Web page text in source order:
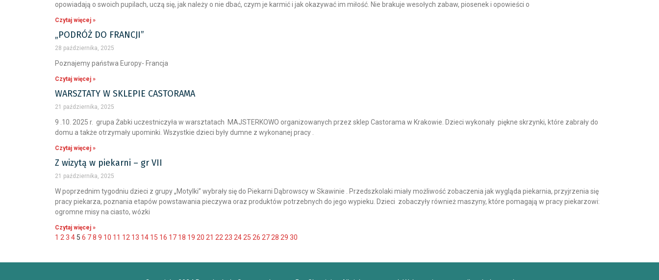
opowiadają o swoich pupilach, uczą się, jak należy o nie dbać, czym je karmić i jak okazywać im miłość. Nie brakuje wesołych zabaw, piosenek i opowieści o
Czytaj więcej »
„PODRÓŻ DO FRANCJI”
28 października, 2025
Poznajemy państwa Europy- Francja
Czytaj więcej »
WARSZTATY W SKLEPIE CASTORAMA
21 października, 2025
9 .10. 2025 r. grupa Żabki uczestniczyła w warsztatach MAJSTERKOWO organizowanych przez sklep Castorama w Krakowie. Dzieci wykonały piękne skrzynki, które zabrały do
domu a także otrzymały upominki. Wszystkie dzieci były dumne z wykonanej pracy .
Czytaj więcej »
Z wizytą w piekarni – gr VII
21 października, 2025
W poprzednim tygodniu dzieci z grupy „Motylki” wybrały się do Piekarni Dąbrowscy w Skawinie . Przedszkolaki miały możliwość zobaczenia jak wygląda piekarnia, przyjrzenia się
pracy piekarza, poznania etapów powstawania pieczywa oraz produktów potrzebnych do jego wypieku. Dzieci zobaczyły również maszyny, które pomagają w pracy piekarzowi:
ogromne misy na ciasto, wózki
Czytaj więcej »
1 2 3 4 5 6 78 9 10 11 12 13 14 15 16 17 18 19 20 21 22 23 24 25 26 27 28 29 30